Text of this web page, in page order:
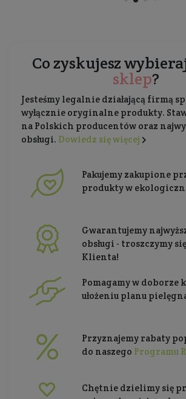
Co zyskujesz
sklep?
Jesteśmy legalnie działającą firmą
wyłącznie oryginalne produkty.
na Polskich producentów oraz
obsługi. Dowiedz się więcej
Pakujemy zakupione
produkty w
Gwarantujemy
obsługi - troszczymy
Klienta!
Pomagamy w doborze
ułożeniu planu
Przyznajemy rabaty
do naszego Programu
Chętnie dzielimy się